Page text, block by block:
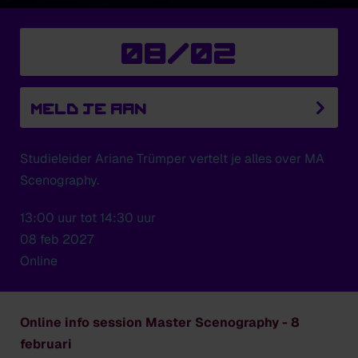
08/02
MELD JE AAN
Studieleider Ariane Trümper vertelt je alles over MA
Scenography.
13:00 uur tot 14:30 uur
08 feb 2027
Online
Online info session Master Scenography - 8
februari